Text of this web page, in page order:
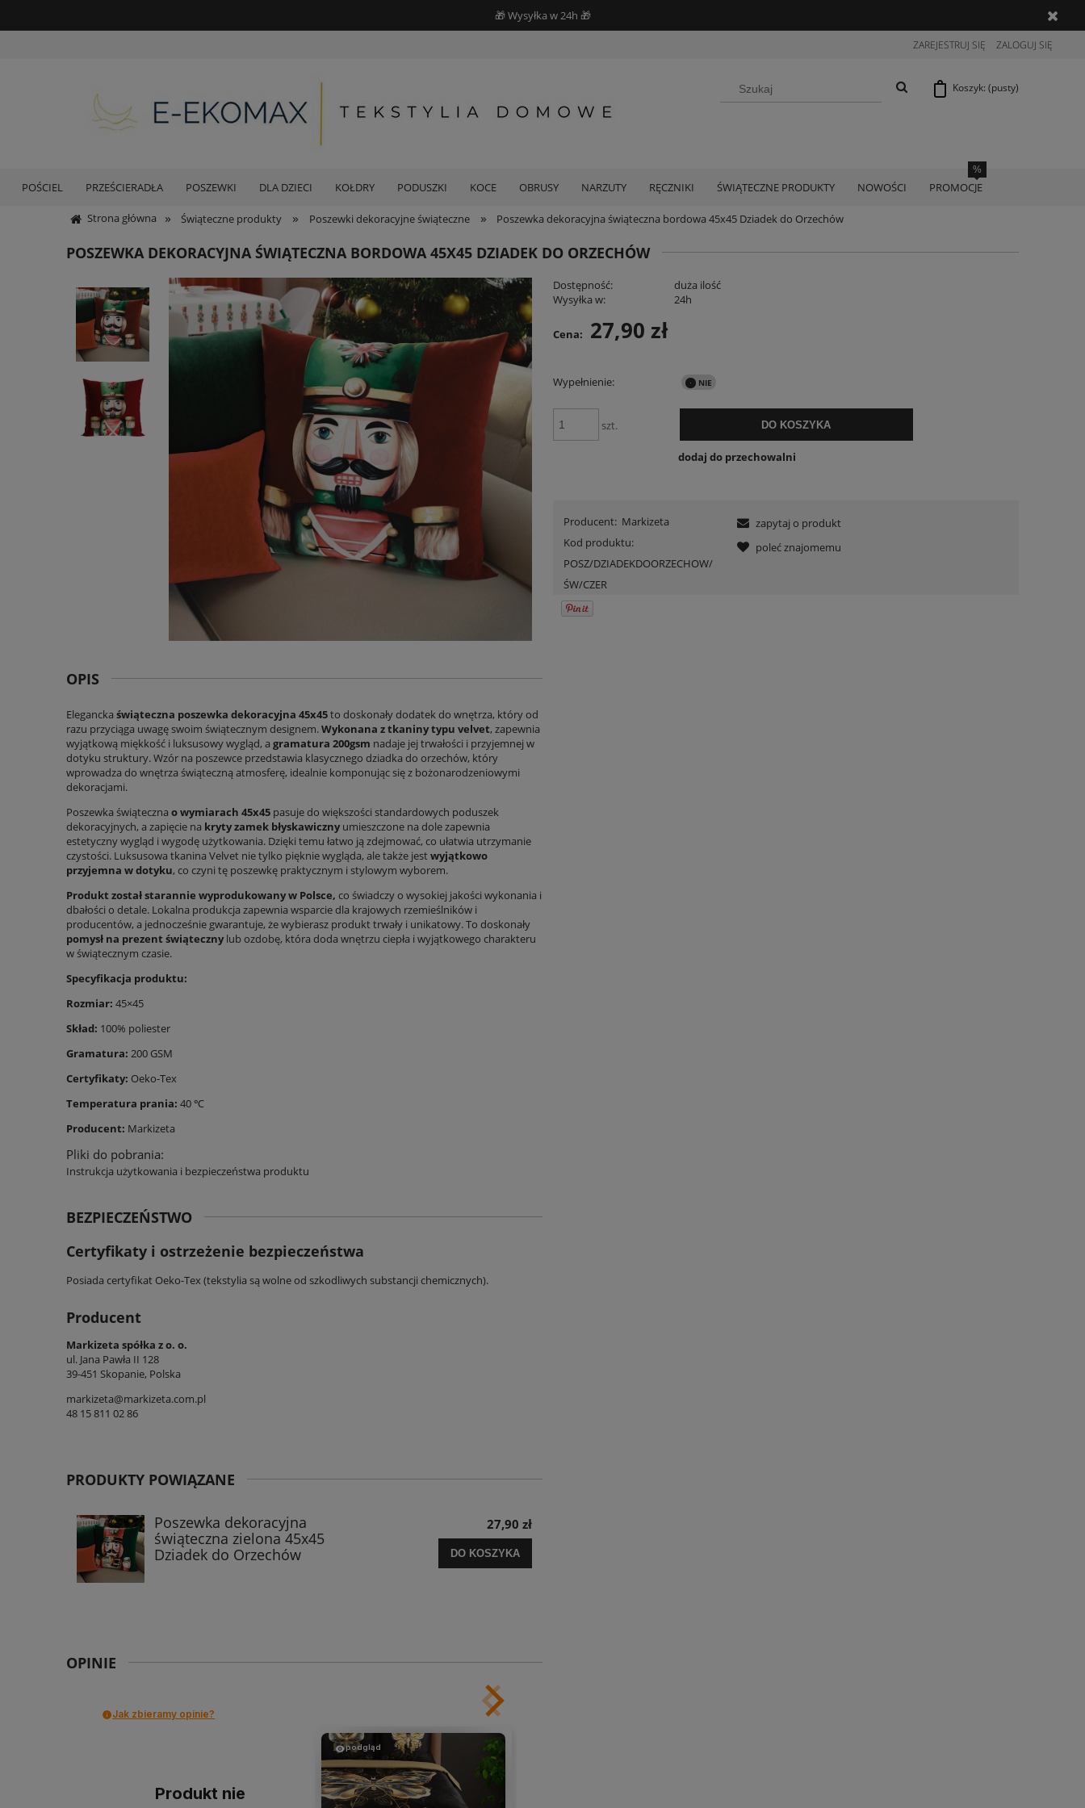
🎁 Wysyłka w 24h 🎁
ZAREJESTRUJ SIĘ ZALOGUJ SIĘ
Koszyk: (pusty)
POŚCIEL PRZEŚCIERADŁA POSZEWKI DLA DZIECI KOŁDRY PODUSZKI KOCE OBRUSY NARZUTY RĘCZNIKI ŚWIĄTECZNE PRODUKTY NOWOŚCI PROMOCJE
Strona główna » Świąteczne produkty » Poszewki dekoracyjne świąteczne » Poszewka dekoracyjna świąteczna bordowa 45x45 Dziadek do Orzechów
POSZEWKA DEKORACYJNA ŚWIĄTECZNA BORDOWA 45X45 DZIADEK DO ORZECHÓW
Dostępność:
duża ilość
Wysyłka w:
24h
Cena: 27,90 zł
Wypełnienie:
szt. DO KOSZYKA
dodaj do przechowalni
Producent: Markizeta
Kod produktu:
POSZ/DZIADEKDOORZECHOW/
ŚW/CZER
zapytaj o produkt
poleć znajomemu
OPIS
Elegancka świąteczna poszewka dekoracyjna 45x45to doskonały dodatek do wnętrza, który od
razu przyciąga uwagę swoim świątecznym designem.Wykonana z tkaniny typu velvet, zapewnia
wyjątkową miękkość i luksusowy wygląd, a gramatura 200gsm nadaje jej trwałości i przyjemnej w
dotyku struktury. Wzór na poszewce przedstawia klasycznego dziadka do orzechów, który
wprowadza do wnętrza świąteczną atmosferę, idealnie komponując się z bożonarodzeniowymi
dekoracjami.
Poszewka świąteczna o wymiarach 45x45 pasuje do większości standardowych poduszek
dekoracyjnych, a zapięcie na kryty zamek błyskawiczny umieszczone na dole zapewnia
estetyczny wygląd i wygodę użytkowania. Dzięki temu łatwo ją zdejmować, co ułatwia utrzymanie
czystości. Luksusowa tkanina Velvet nie tylko pięknie wygląda, ale także jestwyjątkowo
przyjemna w dotyku, co czyni tę poszewkę praktycznym i stylowym wyborem.
Produkt został starannie wyprodukowany w Polsce, co świadczy o wysokiej jakości wykonania i
dbałości o detale. Lokalna produkcja zapewnia wsparcie dla krajowych rzemieślników i
producentów, a jednocześnie gwarantuje, że wybierasz produkt trwały i unikatowy. To doskonały
pomysł na prezent świąteczny lub ozdobę, która doda wnętrzu ciepła i wyjątkowego charakteru
w świątecznym czasie.
Specyfikacja produktu:
Rozmiar: 45×45
Skład: 100% poliester
Gramatura: 200 GSM
Certyfikaty: Oeko-Tex
Temperatura prania: 40 ℃
Producent: Markizeta
Pliki do pobrania:
Instrukcja użytkowania i bezpieczeństwa produktu
BEZPIECZEŃSTWO
Certyfikaty i ostrzeżenie bezpieczeństwa
Posiada certyfikat Oeko-Tex (tekstylia są wolne od szkodliwych substancji chemicznych).
Producent
Markizeta spółka z o. o.
ul. Jana Pawła II 128
39-451 Skopanie, Polska
markizeta@markizeta.com.pl
48 15 811 02 86
OPINIE
Jak zbieramy opinie?
Produkt nie
podgląd
PRODUKTY POWIĄZANE
Poszewka dekoracyjna
świąteczna zielona 45x45
Dziadek do Orzechów
27,90 zł
DO KOSZYKA